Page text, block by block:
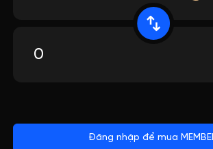
Đăng nhập để mua